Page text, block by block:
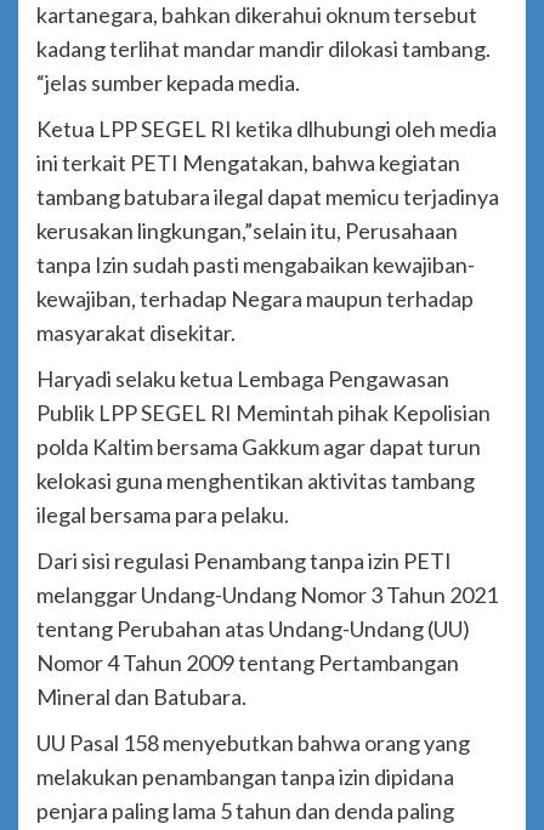
kartanegara, bahkan dikerahui oknum tersebut
kadang terlihat mandar mandir dilokasi tambang.
“jelas sumber kepada media.
Ketua LPP SEGEL RI ketika dlhubungi oleh media
ini terkait PETI Mengatakan, bahwa kegiatan
tambang batubara ilegal dapat memicu terjadinya
kerusakan lingkungan,”selain itu, Perusahaan
tanpa Izin sudah pasti mengabaikan kewajiban-
kewajiban, terhadap Negara maupun terhadap
masyarakat disekitar.
Haryadi selaku ketua Lembaga Pengawasan
Publik LPP SEGEL RI Memintah pihak Kepolisian
polda Kaltim bersama Gakkum agar dapat turun
kelokasi guna menghentikan aktivitas tambang
ilegal bersama para pelaku.
Dari sisi regulasi Penambang tanpa izin PETI
melanggar Undang-Undang Nomor 3 Tahun 2021
tentang Perubahan atas Undang-Undang (UU)
Nomor 4 Tahun 2009 tentang Pertambangan
Mineral dan Batubara.
UU Pasal 158 menyebutkan bahwa orang yang
melakukan penambangan tanpa izin dipidana
penjara paling lama 5 tahun dan denda paling